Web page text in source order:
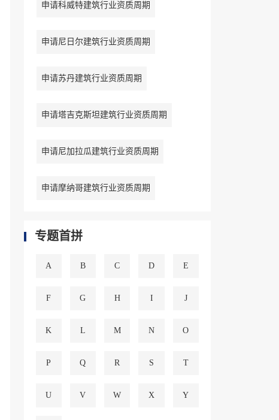
申请科威特建筑行业资质周期
申请尼日尔建筑行业资质周期
申请苏丹建筑行业资质周期
申请塔吉克斯坦建筑行业资质周期
申请尼加拉瓜建筑行业资质周期
申请摩纳哥建筑行业资质周期
专题首拼
A B C D E
F G H I J
K L M N O
P Q R S T
U V W X Y